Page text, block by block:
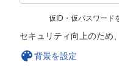
仮ID・仮パスワード
セキュリティ向上のため
背景を設定